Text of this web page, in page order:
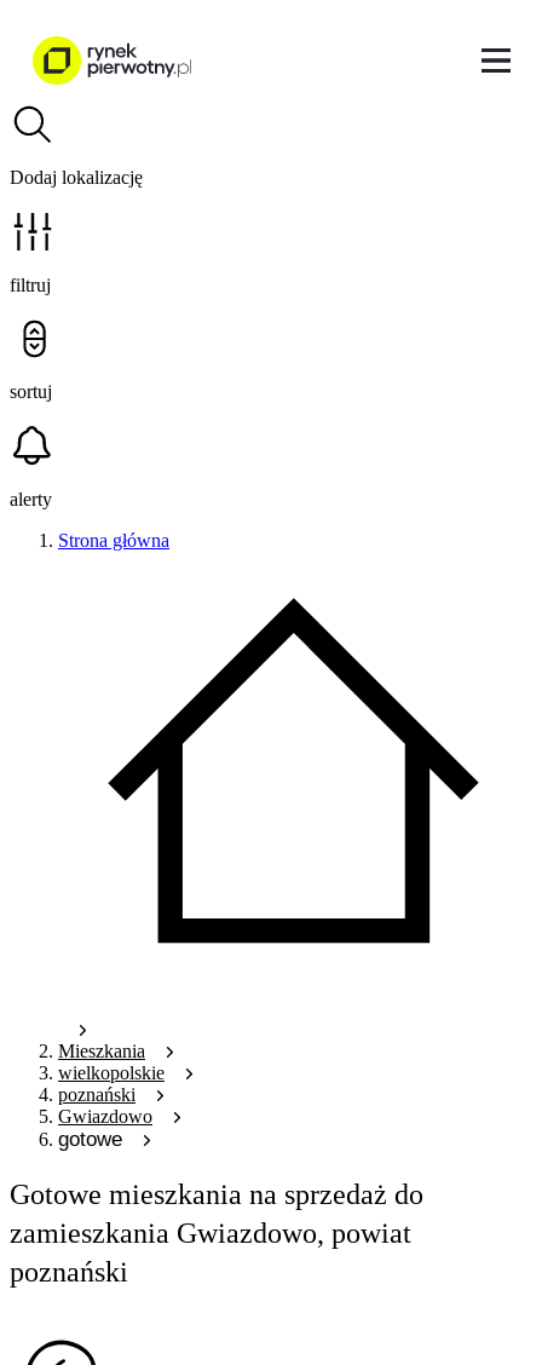
Dodaj lokalizację
filtruj
sortuj
alerty
Strona główna
Mieszkania
wielkopolskie
poznański
Gwiazdowo
gotowe
Gotowe mieszkania na sprzedaż do
zamieszkania Gwiazdowo, powiat
poznański